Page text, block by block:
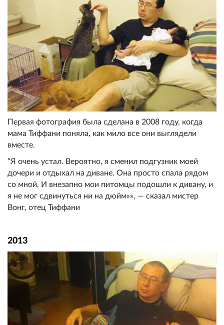
Первая фотография была сделана в 2008 году, когда
мама Тиффани поняла, как мило все они выглядели
вместе.
"Я очень устал. Вероятно, я сменил подгузник моей
дочери и отдыхал на диване. Она просто спала рядом
со мной. И внезапно мои питомцы подошли к дивану, и
я не мог сдвинуться ни на дюйм»», — сказал мистер
Вонг, отец Тиффани
2013